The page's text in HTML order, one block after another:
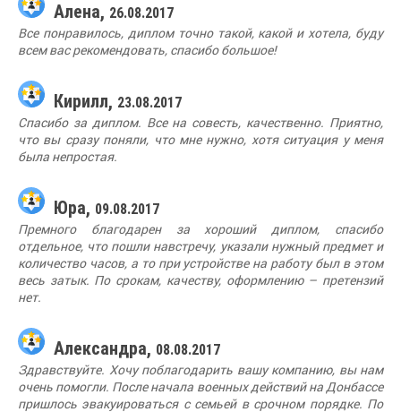
Алена, 26.08.2017
Все понравилось, диплом точно такой, какой и хотела, буду
всем вас рекомендовать, спасибо большое!
Кирилл, 23.08.2017
Спасибо за диплом. Все на совесть, качественно. Приятно,
что вы сразу поняли, что мне нужно, хотя ситуация у меня
была непростая.
Юра, 09.08.2017
Премного благодарен за хороший диплом, спасибо
отдельное, что пошли навстречу, указали нужный предмет и
количество часов, а то при устройстве на работу был в этом
весь затык. По срокам, качеству, оформлению – претензий
нет.
Александра, 08.08.2017
Здравствуйте. Хочу поблагодарить вашу компанию, вы нам
очень помогли. После начала военных действий на Донбассе
пришлось эвакуироваться с семьей в срочном порядке. По